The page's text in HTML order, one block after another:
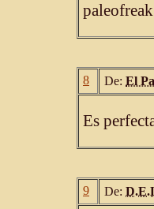
8 De: El
Es
9 De: